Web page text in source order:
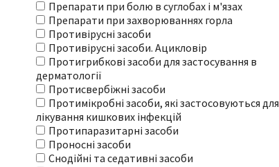
Препарати при болю в суглобах і м'язах
Препарати при захворюваннях горла
Противірусні засоби
Противірусні засоби. Ацикловір
Протигрибкові засоби для застосування в
дерматології
Протисвербіжні засоби
Протимікробні засоби, які застосовуються для
лікування кишкових інфекцій
Протипаразитарні засоби
Проносні засоби
Снодійні та седативні засоби